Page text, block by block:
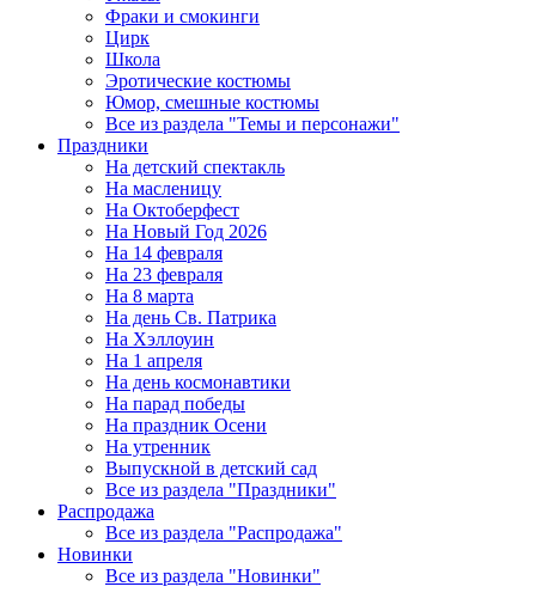
Фраки и смокинги
Цирк
Школа
Эротические костюмы
Юмор, смешные костюмы
Все из раздела "Темы и персонажи"
Праздники
На детский спектакль
На масленицу
На Октоберфест
На Новый Год 2026
На 14 февраля
На 23 февраля
На 8 марта
На день Св. Патрика
На Хэллоуин
На 1 апреля
На день космонавтики
На парад победы
На праздник Осени
На утренник
Выпускной в детский сад
Все из раздела "Праздники"
Распродажа
Все из раздела "Распродажа"
Новинки
Все из раздела "Новинки"